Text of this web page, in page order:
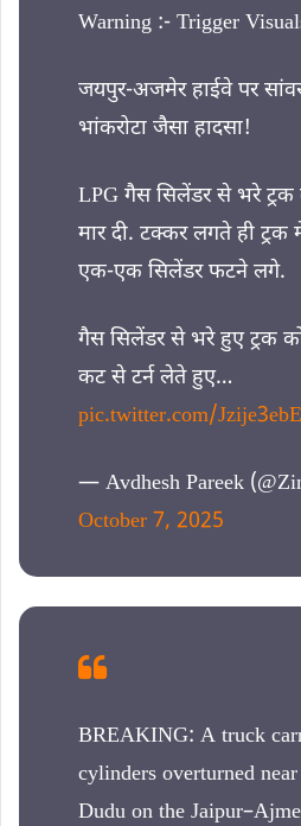
Warning :- Trigger
जयपुर-अजमेर हाईवे पर
भांकरोटा जैसा हादसा!
LPG गैस सिलेंडर से भरे ट्रक
मार दी. टक्कर लगते ही
एक-एक सिलेंडर फटने लगे.
गैस सिलेंडर से भरे हुए ट्रक
कट से टर्न लेते हुए…
pic.twitter.com/
— Avdhesh Pareek
October 7, 2025
BREAKING: A truck
cylinders overturned
Dudu on the